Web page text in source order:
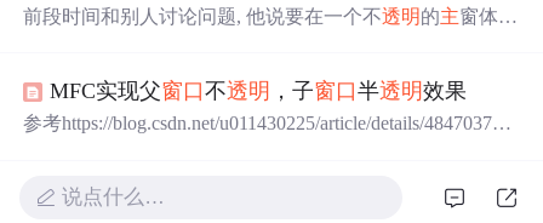
以成功地将主 窗口设置为 透明，并正确地呈现Tab和Split控
置为透明背景。
前段时间和别人讨论问题, 他说要在一个不透明的主窗体
trl from CTreeCtrl 在实现子窗口体透明时, 他说已经试验过
设置窗体扩展风格 WS_EX_LAYERED的方法, 当主窗体不
MFC实现父窗口不透明 ，子窗口半透明效果
参考https://blog.csdn.net/u011430225/article/details/48470373
法完成透明是不可行的。 如果子
设置成overlap或者po
说点什么…